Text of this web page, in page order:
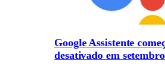
Google Assistente
desativado em setembro